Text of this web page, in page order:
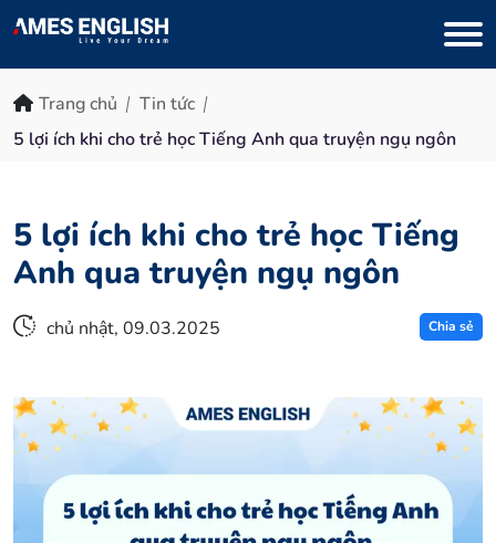
Trang chủ
Tin tức
5 lợi ích khi cho trẻ học Tiếng Anh qua truyện ngụ ngôn
5 lợi ích khi cho trẻ học Tiếng
Anh qua truyện ngụ ngôn
chủ nhật, 09.03.2025 Chia sẻ